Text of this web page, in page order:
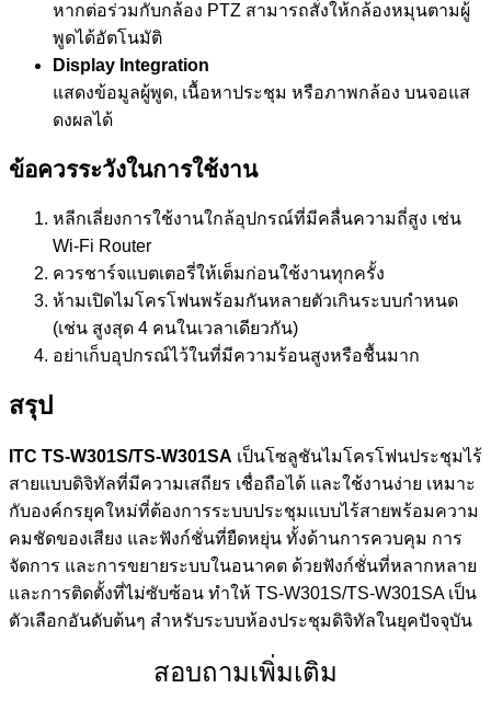
หากต่อร่วมกับกล้อง PTZ สามารถสั่งให้กล้องหมุนตามผู้
พูดได้อัตโนมัติ
Display Integration
แสดงข้อมูลผู้พูด, เนื้อหาประชุม หรือภาพกล้อง บนจอแส
ดงผลได้
ข้อควรระวังในการใช้งาน
หลีกเลี่ยงการใช้งานใกล้อุปกรณ์ที่มีคลื่นความถี่สูง เช่น
Wi-Fi Router
ควรชาร์จแบตเตอรี่ให้เต็มก่อนใช้งานทุกครั้ง
ห้ามเปิดไมโครโฟนพร้อมกันหลายตัวเกินระบบกำหนด
(เช่น สูงสุด 4 คนในเวลาเดียวกัน)
อย่าเก็บอุปกรณ์ไว้ในที่มีความร้อนสูงหรือชื้นมาก
สรุป
ITC TS-W301S/TS-W301SA เป็นโซลูชันไมโครโฟนประชุมไร้
สายแบบดิจิทัลที่มีความเสถียร เชื่อถือได้ และใช้งานง่าย เหมาะ
กับองค์กรยุคใหม่ที่ต้องการระบบประชุมแบบไร้สายพร้อมความ
คมชัดของเสียง และฟังก์ชั่นที่ยืดหยุ่น ทั้งด้านการควบคุม การ
จัดการ และการขยายระบบในอนาคต ด้วยฟังก์ชั่นที่หลากหลาย
และการติดตั้งที่ไม่ซับซ้อน ทำให้ TS-W301S/TS-W301SA เป็น
ตัวเลือกอันดับต้นๆ สำหรับระบบห้องประชุมดิจิทัลในยุคปัจจุบัน
สอบถามเพิ่มเติม